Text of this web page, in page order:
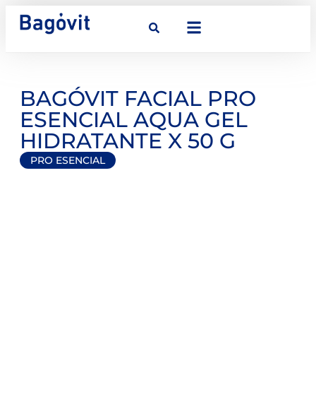
BAGÓVIT FACIAL PRO
ESENCIAL AQUA GEL
HIDRATANTE X 50 G
PRO ESENCIAL